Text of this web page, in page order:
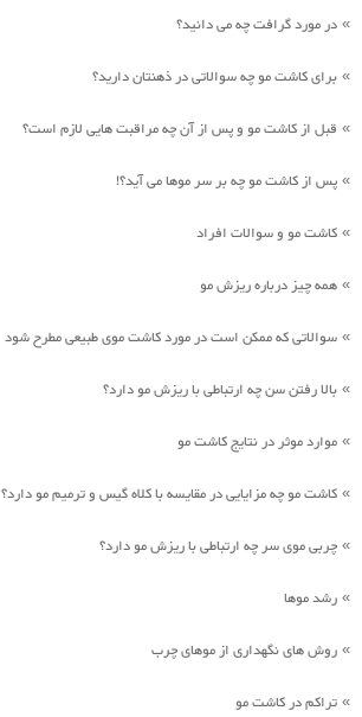
» در مورد گرافت چه می دانید؟
» برای کاشت مو چه سوالاتی در ذهنتان دارید؟
» قبل از کاشت مو و پس از آن چه مراقبت هایی لازم است؟
» پس از کاشت مو چه بر سر موها می آید؟!
» کاشت مو و سوالات افراد
» همه چیز درباره ریزش مو
» سوالاتی که ممکن است در مورد کاشت موی طبیعی مطرح شود
» بالا رفتن سن چه ارتباطی با ریزش مو دارد؟
» موارد موثر در نتایج کاشت مو
» کاشت مو چه مزایایی در مقایسه با کلاه گیس و ترمیم مو دارد؟
» چربی موی سر چه ارتباطی با ریزش مو دارد؟
» رشد موها
» روش های نگهداری از موهای چرب
» تراکم در کاشت مو